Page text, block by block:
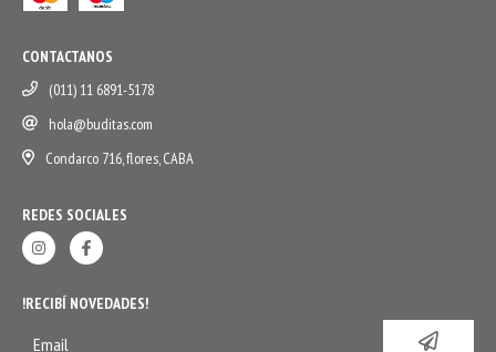
CONTACTANOS
(011) 11 6891-5178
hola@buditas.com
Condarco 716, flores, CABA
REDES SOCIALES
!RECIBÍ NOVEDADES!